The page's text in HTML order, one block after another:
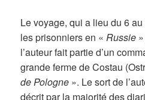
Le voyage, qui a lieu du 6
les prisonniers en «Russie
l’auteur fait partie d’un
grande ferme de Costau
de Pologne ». Le sort de
décrit par la majorité des